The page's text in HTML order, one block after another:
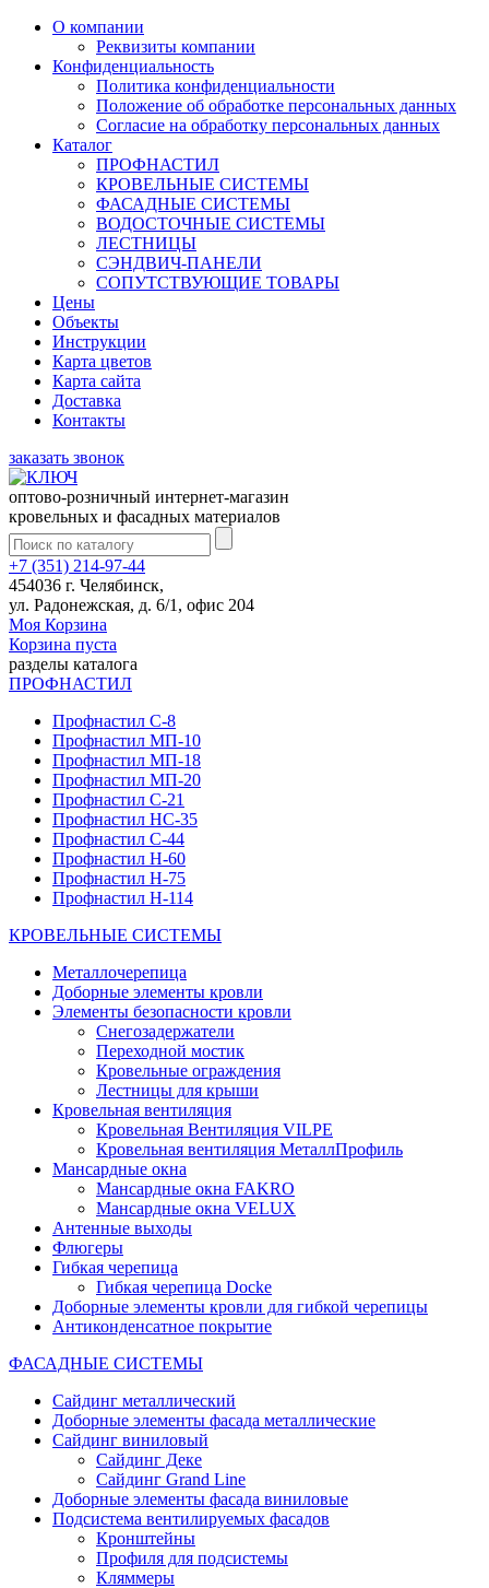
О компании
Реквизиты компании
Конфиденциальность
Политика конфиденциальности
Положение об обработке персональных данных
Согласие на обработку персональных данных
Каталог
ПРОФНАСТИЛ
КРОВЕЛЬНЫЕ СИСТЕМЫ
ФАСАДНЫЕ СИСТЕМЫ
ВОДОСТОЧНЫЕ СИСТЕМЫ
ЛЕСТНИЦЫ
СЭНДВИЧ-ПАНЕЛИ
СОПУТСТВУЮЩИЕ ТОВАРЫ
Цены
Объекты
Инструкции
Карта цветов
Карта сайта
Доставка
Контакты
заказать звонок
оптово-розничный интернет-магазин
кровельных и фасадных материалов
+7 (351) 214-97-44
454036 г. Челябинск,
ул. Радонежская, д. 6/1, офис 204
Моя Корзина
Корзина пуста
разделы каталога
ПРОФНАСТИЛ
Профнастил С-8
Профнастил МП-10
Профнастил МП-18
Профнастил МП-20
Профнастил С-21
Профнастил НС-35
Профнастил С-44
Профнастил Н-60
Профнастил Н-75
Профнастил Н-114
КРОВЕЛЬНЫЕ СИСТЕМЫ
Металлочерепица
Доборные элементы кровли
Элементы безопасности кровли
Снегозадержатели
Переходной мостик
Кровельные ограждения
Лестницы для крыши
Кровельная вентиляция
Кровельная Вентиляция VILPE
Кровельная вентиляция МеталлПрофиль
Мансардные окна
Мансардные окна FAKRO
Мансардные окна VELUX
Антенные выходы
Флюгеры
Гибкая черепица
Гибкая черепица Docke
Доборные элементы кровли для гибкой черепицы
Антиконденсатное покрытие
ФАСАДНЫЕ СИСТЕМЫ
Сайдинг металлический
Доборные элементы фасада металлические
Сайдинг виниловый
Сайдинг Деке
Сайдинг Grand Line
Доборные элементы фасада виниловые
Подсистема вентилируемых фасадов
Кронштейны
Профиля для подсистемы
Кляммеры